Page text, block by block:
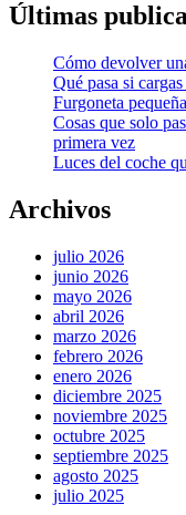
Últimas
Cómo devolver
Qué pasa si
Furgoneta
Cosas que solo
primera vez
Luces del coche
Archivos
julio 2026
junio 2026
mayo 2026
abril 2026
marzo 2026
febrero 2026
enero 2026
diciembre 2025
noviembre 2025
octubre 2025
septiembre 2025
agosto 2025
julio 2025